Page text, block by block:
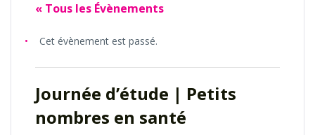
« Tous les Évènements
Cet évènement est passé.
Journée d’étude | Petits
nombres en santé